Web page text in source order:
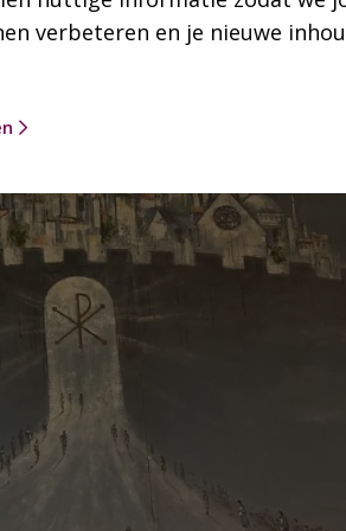
psalm kwam echt bij hem
verbeteren en je nieuwe